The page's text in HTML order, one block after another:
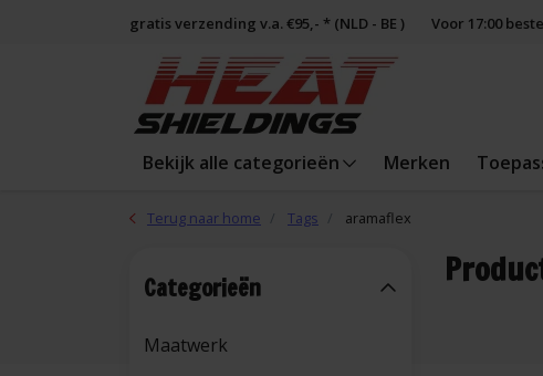
gratis verzending v.a. €95,- * (NLD - BE ) Voor 17:00
Bekijk alle categorieën Merken
Terug naar home Tags aramaflex
Categorieën
Maatwerk